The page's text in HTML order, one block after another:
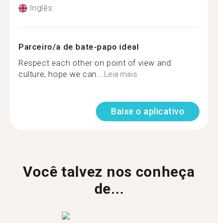
Inglês
Parceiro/a de bate-papo ideal
Respect each other on point of view and
culture, hope we can...Leia mais
Baixe o aplicativo
Você talvez nos conheça
de...